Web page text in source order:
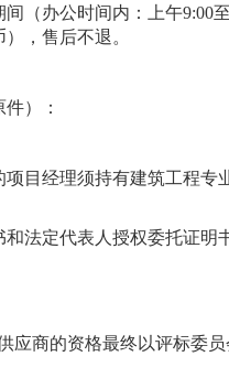
间（办公时间内：上午9:00至
，售后不退。
件）：
项目经理须持有建筑工程专
法定代表人授权委托证明
应商的资格最终以评标委